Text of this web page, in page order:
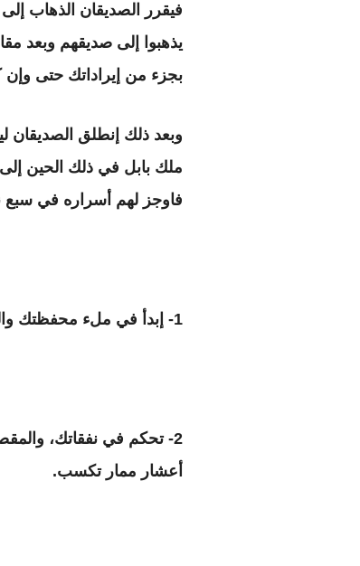
فيقرر الصديقان الذهاب
يذهبوا إلى صديقهم وبعد
بجزء من إيراداتك حتى
وبعد ذلك إنطلق الصديقان
ملك بابل في ذلك الحين
فاوجز لهم أسراره في سبع
1- إبدأ في ملء محفظتك والمقصود في ذلك إن كنت تكسب عشر قروش أحتفظ بقرش منهم وإدخره.
2- تحكم في نفقاتك،
أعشار ممار تكسب.